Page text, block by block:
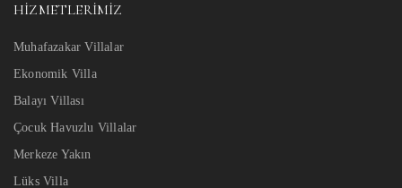
HIZMETLERIMIZ
Muhafazakar Villalar
Ekonomik Villa
Balayı Villası
Çocuk Havuzlu Villalar
Merkeze Yakın
Lüks Villa